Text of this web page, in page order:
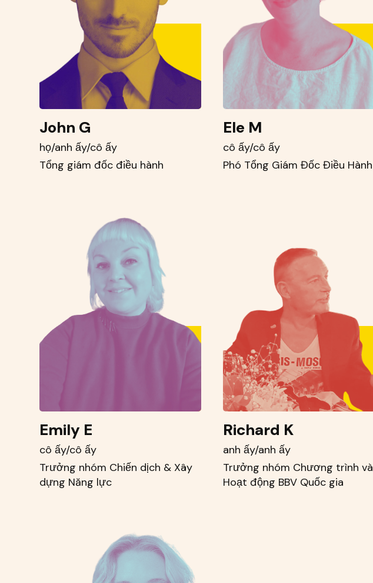
John G
họ/anh ấy/cô ấy
Tổng giám đốc điều hành
Ele M
cô ấy/cô ấy
Phó Tổng Giám Đốc Điều Hành
Emily E
cô ấy/cô ấy
Trưởng nhóm Chiến dịch & Xây
dựng Năng lực
Richard K
anh ấy/anh ấy
Trưởng nhóm Chương trình và
Hoạt động BBV Quốc gia